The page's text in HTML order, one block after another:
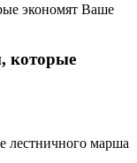
которые